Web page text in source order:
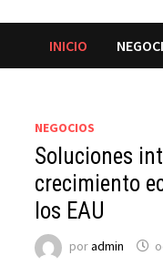
INICIO
NEGOCIOS
Soluciones
crecimiento
los EAU
poradmin